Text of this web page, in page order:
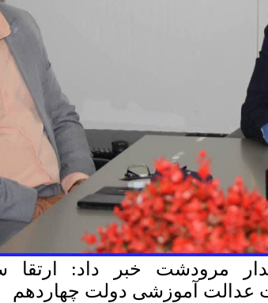
مرودشت خبر داد: ارتقا
عدالت آموزشی دولت چهاردهم